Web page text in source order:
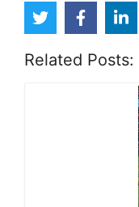
Related Posts: